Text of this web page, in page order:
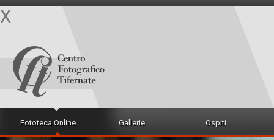
X
Fototeca Online Gallerie Ospiti